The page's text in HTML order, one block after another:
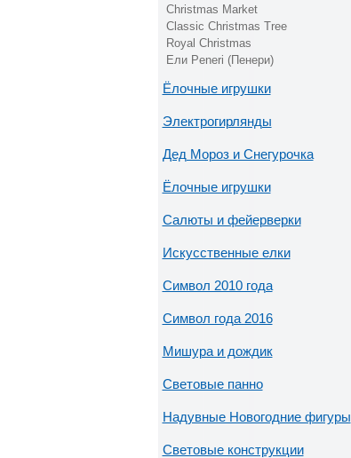
Christmas Market
Classic Christmas Tree
Royal Christmas
Ели Peneri (Пенери)
Ёлочные игрушки
Электрогирлянды
Дед Мороз и Снегурочка
Ёлочные игрушки
Салюты и фейерверки
Искусственные елки
Символ 2010 года
Символ года 2016
Мишура и дождик
Световые панно
Надувные Новогодние фигуры
Световые конструкции